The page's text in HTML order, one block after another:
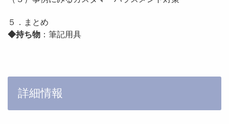
５．まとめ
◆持ち物 ：筆記用具
詳細情報